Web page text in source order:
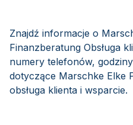
Znajdź informacje o
Finanzberatung Obsługa
numery telefonów,
dotyczące Marschke Elke
obsługa klienta i wsparcie.